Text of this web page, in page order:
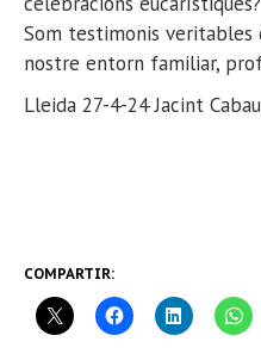
Som testimonis veritables
nostre entorn familiar,
Lleida 27-4-24 Jacint Cabau
COMPARTIR: